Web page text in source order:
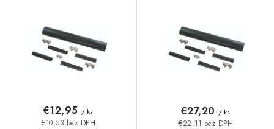
KARIÉRA
VÝPREDAJ
Obchodné podmienky
Ochrana osobných údajov
€10,53 bez DPH
€12,95 / ks
€22,11 bez DPH
€27,20 / ks